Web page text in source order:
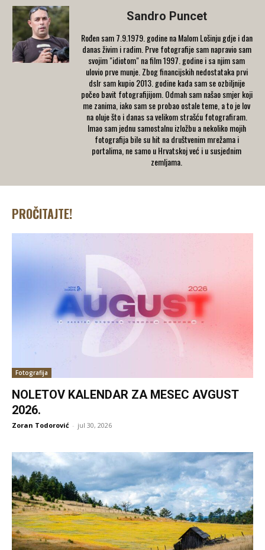
Sandro Puncet
Rođen sam 7.9.1979. godine na Malom Lošinju gdje i dan
danas živim i radim. Prve fotografije sam napravio sam
svojim "idiotom" na film 1997. godine i sa njim sam
ulovio prve munje. Zbog financijskih nedostataka prvi
dslr sam kupio 2013. godine kada sam se ozbiljnije
počeo bavit fotografijijom. Odmah sam našao smjer koji
me zanima, iako sam se probao ostale teme, a to je lov
na oluje što i danas sa velikom strašću fotografiram.
Imao sam jednu samostalnu izložbu a nekoliko mojih
fotografija bile su hit na društvenim mrežama i
portalima, ne samo u Hrvatskoj već i u susjednim
zemljama.
PROČITAJTE!
Fotografija
NOLETOV KALENDAR ZA MESEC AVGUST
2026.
Zoran Todorović - jul 30, 2026